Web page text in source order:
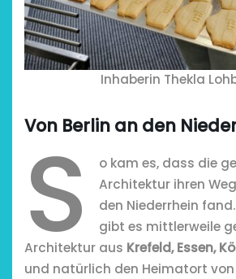
Hofcafés am
Niederrhein
2. Mai 2026
Inhaberin Thekla
Von Berlin an den
S
o kam es, dass die
Architektur ihren
den Niederrhein
gibt es mittlerweile
Architektur aus Krefeld, Essen,
und natürlich den Heimatort von